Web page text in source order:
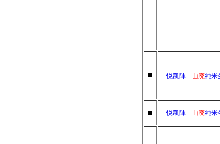
■ 悦凱陣 山廃純
■ 悦凱陣 山廃純